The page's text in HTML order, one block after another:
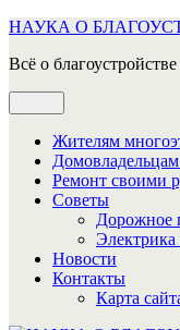
Перейти
содержимому
НАУКА О
Всё о
Жителям
Ремонт своими
Советы
Дорожное
Новости
Контакты
Карта